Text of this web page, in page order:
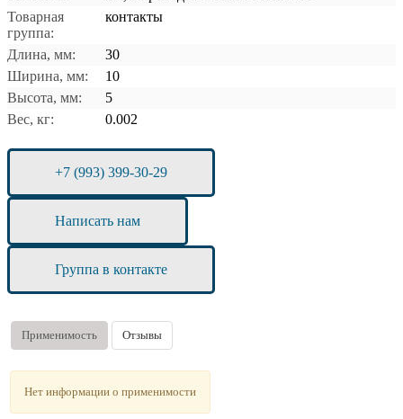
Товарная
группа:
контакты
Длина, мм:
30
Ширина, мм:
10
Высота, мм:
5
Вес, кг:
0.002
+7 (993) 399-30-29
Написать нам
Группа в контакте
Применимость Отзывы
Нет информации о применимости